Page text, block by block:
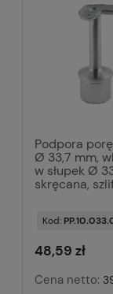
Podpora
Ø 33,7 mm,
w słupek Ø
skręcana,
Kod:
48,59 zł
Cena netto: